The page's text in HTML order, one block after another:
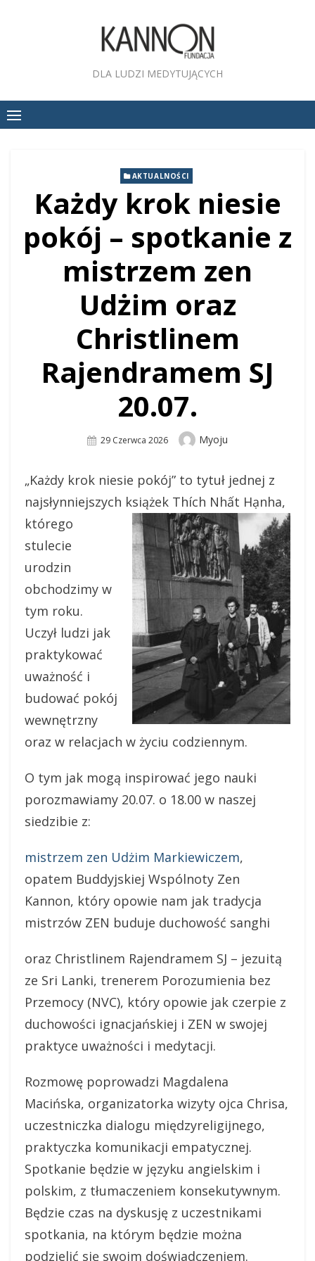
DLA LUDZI MEDYTUJĄCYCH
AKTUALNOŚCI
Każdy krok niesie
pokój – spotkanie z
mistrzem zen
Udżim oraz
Christlinem
Rajendramem SJ
20.07.
Posted
29 Czerwca 2026 Author
Myoju
„Każdy krok niesie pokój” to tytuł jednej z
najsłynniejszych książek Thích Nhất Hạnha,
którego
stulecie
urodzin
obchodzimy w
tym roku.
Uczył ludzi jak
praktykować
uważność i
budować pokój
wewnętrzny
oraz w relacjach w życiu codziennym.
O tym jak mogą inspirować jego nauki
porozmawiamy 20.07. o 18.00 w naszej
siedzibie z:
mistrzem zen Udżim Markiewiczem,
opatem Buddyjskiej Wspólnoty Zen
Kannon, który opowie nam jak tradycja
mistrzów ZEN buduje duchowość sanghi
oraz Christlinem Rajendramem SJ – jezuitą
ze Sri Lanki, trenerem Porozumienia bez
Przemocy (NVC), który opowie jak czerpie z
duchowości ignacjańskiej i ZEN w swojej
praktyce uważności i medytacji.
Rozmowę poprowadzi Magdalena
Macińska, organizatorka wizyty ojca Chrisa,
uczestniczka dialogu międzyreligijnego,
praktyczka komunikacji empatycznej.
Spotkanie będzie w języku angielskim i
polskim, z tłumaczeniem konsekutywnym.
Będzie czas na dyskusję z uczestnikami
spotkania, na którym będzie można
podzielić się swoim doświadczeniem.